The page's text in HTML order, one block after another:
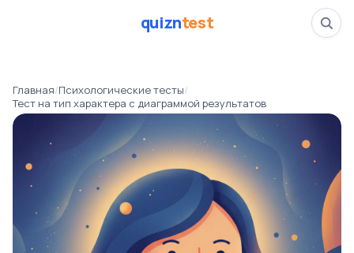
quizntest
Главная/Психологические тесты/
Тест на тип характера с диаграммой результатов
Тест на тип
📅25.02.26
👁️
⏱️4 минуты
Психологические тесты